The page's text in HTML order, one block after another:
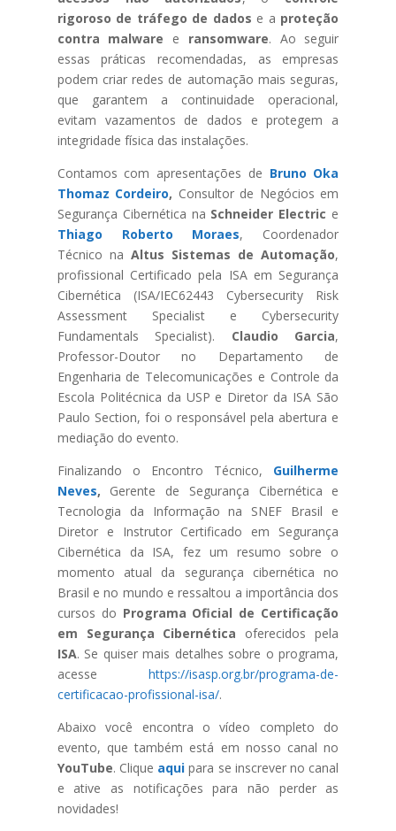
rigoroso de tráfego de dados e a proteção
contra malware e ransomware. Ao seguir
essas práticas recomendadas, as empresas
podem criar redes de automação mais seguras,
que garantem a continuidade operacional,
evitam vazamentos de dados e protegem a
integridade física das instalações.
Contamos com apresentações de Bruno Oka
Thomaz Cordeiro, Consultor de Negócios em
Segurança Cibernética na Schneider Electric e
Thiago Roberto Moraes, Coordenador
Técnico na Altus Sistemas de Automação,
profissional Certificado pela ISA em Segurança
Cibernética (ISA/IEC62443 Cybersecurity Risk
Assessment Specialist e Cybersecurity
Fundamentals Specialist). Claudio Garcia,
Professor-Doutor no Departamento de
Engenharia de Telecomunicações e Controle da
Escola Politécnica da USP e Diretor da ISA São
Paulo Section, foi o responsável pela abertura e
mediação do evento.
Finalizando o Encontro Técnico, Guilherme
Neves, Gerente de Segurança Cibernética e
Tecnologia da Informação na SNEF Brasil e
Diretor e Instrutor Certificado em Segurança
Cibernética da ISA, fez um resumo sobre o
momento atual da segurança cibernética no
Brasil e no mundo e ressaltou a importância dos
cursos do Programa Oficial de Certificação
em Segurança Cibernética oferecidos pela
ISA. Se quiser mais detalhes sobre o programa,
acessehttps://isasp.org.br/programa-de-
certificacao-profissional-isa/.
Abaixo você encontra o vídeo completo do
evento, que também está em nosso canal no
YouTube. Clique aqui para se inscrever no canal
e ative as notificações para não perder as
novidades!